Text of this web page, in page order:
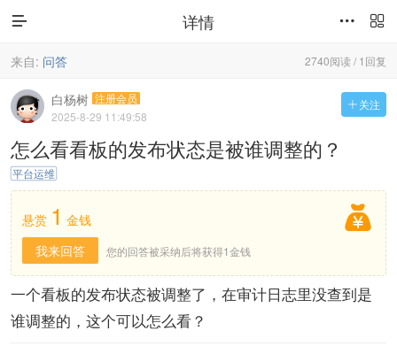
 详情 

2740阅读 / 1回复
来自: 问答
 关注
白杨树 注册会员
2025-8-29 11:49:58
怎么看看板的发布状态是被谁调整的？
平台运维

悬赏 1 金钱
我来回答
您的回答被采纳后将获得1金钱
一个看板的发布状态被调整了，在审计日志里没查到是
谁调整的，这个可以怎么看？